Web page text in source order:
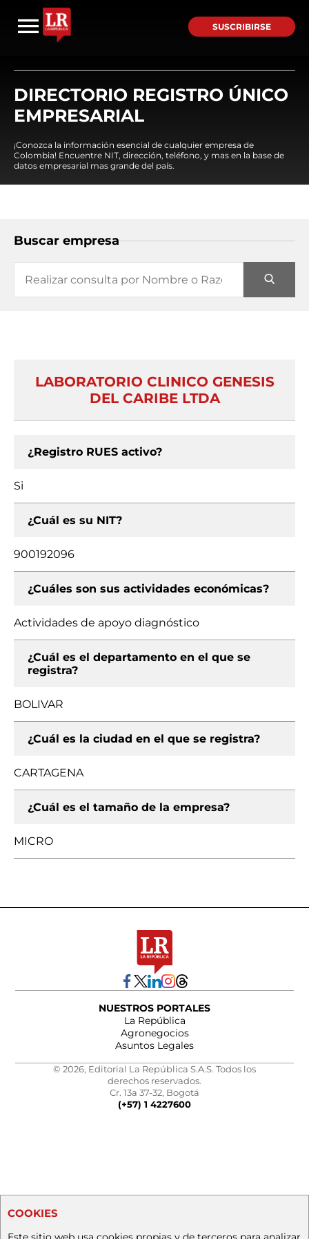
SUSCRIBIRSE
DIRECTORIO REGISTRO ÚNICO
EMPRESARIAL
¡Conozca la información esencial de cualquier empresa de
Colombia! Encuentre NIT, dirección, teléfono, y mas en la base de
datos empresarial mas grande del país.
Buscar empresa
LABORATORIO CLINICO GENESIS
DEL CARIBE LTDA
¿Registro RUES activo?
Si
¿Cuál es su NIT?
900192096
¿Cuáles son sus actividades económicas?
Actividades de apoyo diagnóstico
¿Cuál es el departamento en el que se
registra?
BOLIVAR
¿Cuál es la ciudad en el que se registra?
CARTAGENA
¿Cuál es el tamaño de la empresa?
MICRO
NUESTROS PORTALES
La República
Agronegocios
Asuntos Legales
© 2026, Editorial La República S.A.S. Todos los
derechos reservados.
Cr. 13a 37-32, Bogotá
(+57) 1 4227600
COOKIES